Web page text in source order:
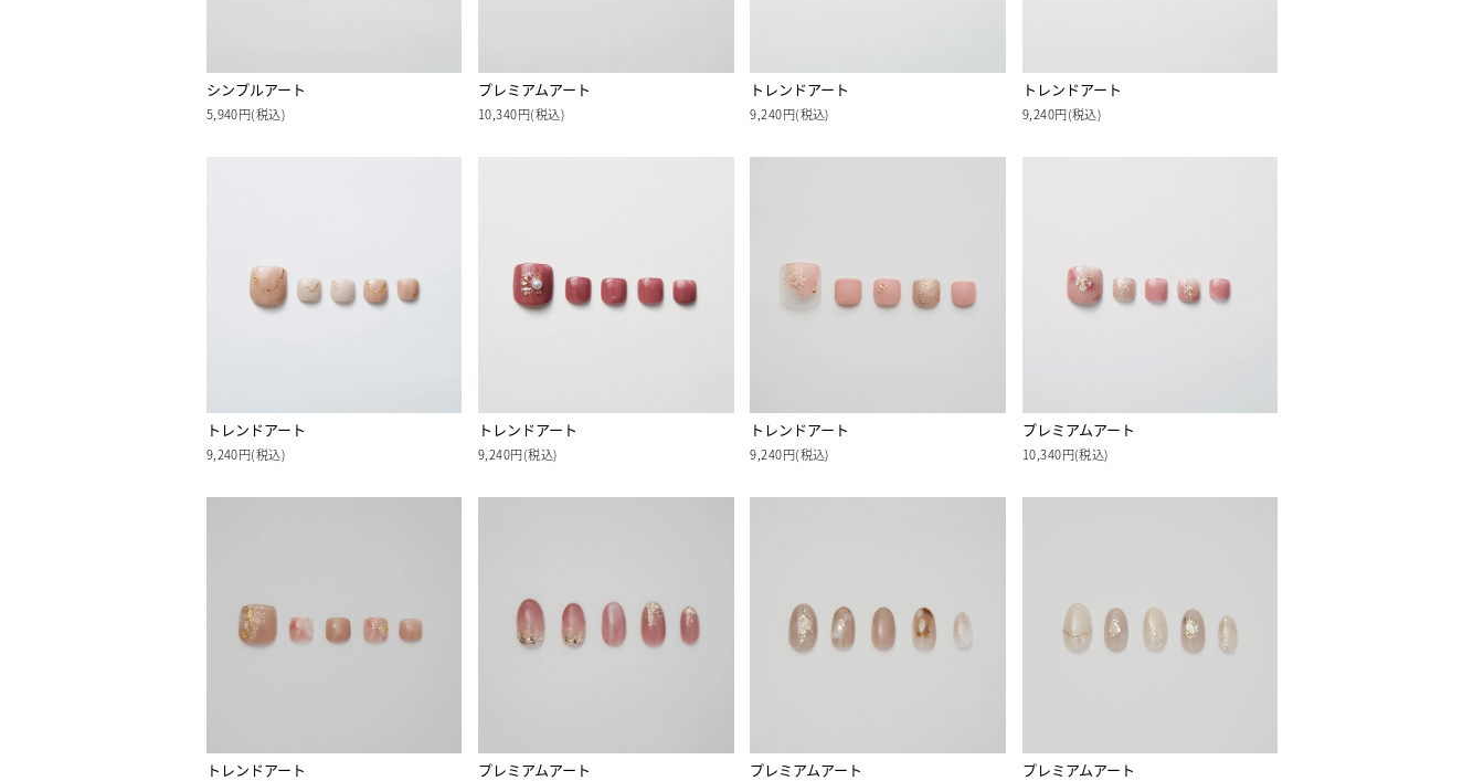
シンプルアート
5,940円(税込)
プレミアムアート
10,340円(税込)
トレンドアート
9,240円(税込)
トレンドアート
9,240円(税込)
トレンドアート
9,240円(税込)
トレンドアート
9,240円(税込)
トレンドアート
9,240円(税込)
プレミアムアート
10,340円(税込)
トレンドアート プレミアムアート プレミアムアート プレミアムアート